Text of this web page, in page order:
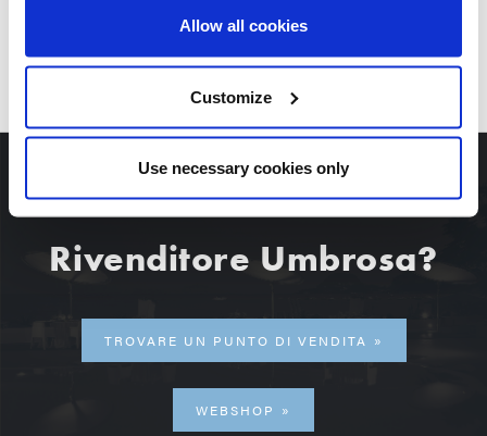
Allow all cookies
Customize
Use necessary cookies only
Rivenditore Umbrosa?
TROVARE UN PUNTO DI VENDITA
WEBSHOP